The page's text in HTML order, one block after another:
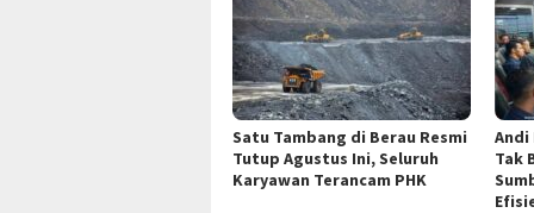
Satu Tambang di Berau Resmi
Tutup Agustus Ini, Seluruh
Karyawan Terancam PHK
Andi
Tak